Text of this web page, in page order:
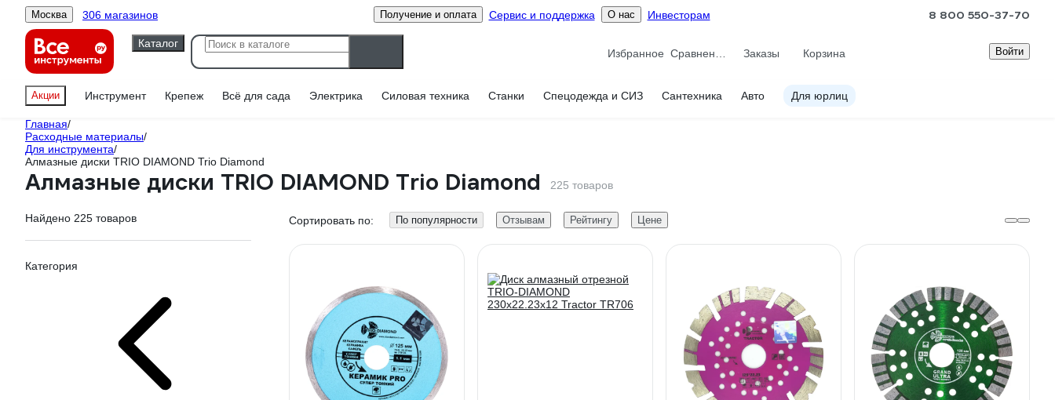
Москва 306 магазинов Получение и оплата Сервис и поддержка О нас Инвесторам 8 800 550-37-70
Каталог
Избранное
Заказы Корзина Войти
Акции Инструмент Крепеж Всё для сада Электрика Силовая техника Станки Спецодежда и СИЗ Сантехника Авто Для юрлиц
Главная/
Расходные материалы/
Для инструмента/
Алмазные диски TRIO DIAMOND Trio Diamond
Алмазные диски TRIO DIAMOND Trio Diamond 225 товаров
Найдено 225 товаров
Категория
Сортировать по: По популярности Отзывам Рейтингу Цене